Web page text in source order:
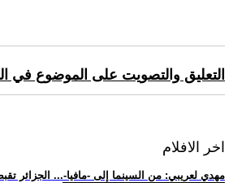
التعليق والتصويت على الموضوع في
اخر الافلام
.. مهدي لعريبي: من السينما إلى -مافيا-... الجزائر